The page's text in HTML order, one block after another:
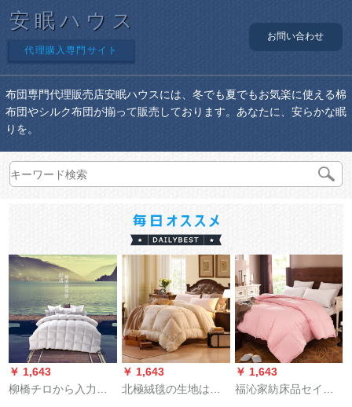
安眠ハウス
代理購入専門サイト
お問い合わせ
布団専門代理販売店安眠ハウスには、冬でも夏でもお気楽に使える棉
布団やシルク布団が揃って販売しております。あなたに、安らかな眠
りを。
￥ 1,643
柳橋チロから入力さ
￥ 1,643
北極絨毯の生地は厚
￥ 1,643
福沁家紡床品セイン